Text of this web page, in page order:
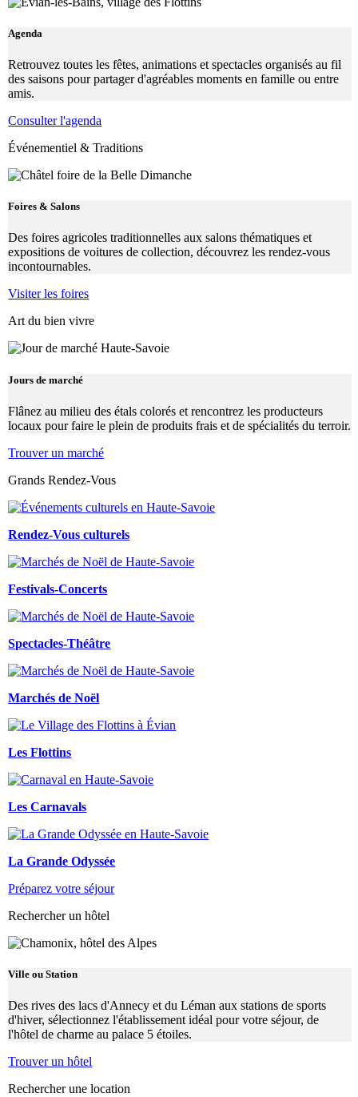
Agenda
Retrouvez toutes les fêtes, animations et spectacles organisés au fil
des saisons pour partager d'agréables moments en famille ou entre
amis.
Consulter l'agenda
Événementiel & Traditions
Foires & Salons
Des foires agricoles traditionnelles aux salons thématiques et
expositions de voitures de collection, découvrez les rendez-vous
incontournables.
Visiter les foires
Art du bien vivre
Jours de marché
Flânez au milieu des étals colorés et rencontrez les producteurs
locaux pour faire le plein de produits frais et de spécialités du terroir.
Trouver un marché
Grands Rendez-Vous
Rendez-Vous culturels
Festivals-Concerts
Spectacles-Théâtre
Marchés de Noël
Les Flottins
Les Carnavals
La Grande Odyssée
Préparez votre séjour
Rechercher un hôtel
Ville ou Station
Des rives des lacs d'Annecy et du Léman aux stations de sports
d'hiver, sélectionnez l'établissement idéal pour votre séjour, de
l'hôtel de charme au palace 5 étoiles.
Trouver un hôtel
Rechercher une location